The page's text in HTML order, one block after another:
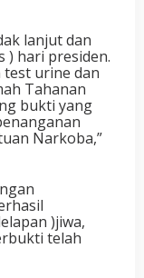
lanjut dan
) hari presiden.
test urine dan
Tahanan
bukti yang
Narkoba,”
)jiwa,
telah